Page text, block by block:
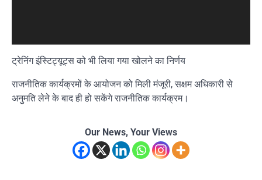
ट्रेनिंग इंस्टिट्यूट्स को भी लिया गया खोलने का निर्णय
राजनीतिक कार्यक्रमों के आयोजन को मिली मंजूरी, सक्षम अधिकारी से
अनुमति लेने के बाद ही हो सकेंगे राजनीतिक कार्यक्रम।
Our News, Your Views